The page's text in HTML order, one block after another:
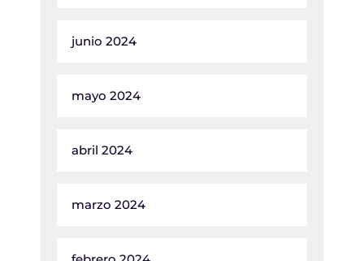
junio 2024
mayo 2024
abril 2024
marzo 2024